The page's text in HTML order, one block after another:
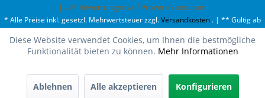
| 791 Bewertungen auf ProvenExpert.com
* Alle Preise inkl. gesetzl. Mehrwertsteuer zzgl.Versandkosten . | ** Gültig ab
ausgenommen Gefahrgut. Weitere Ländern finden Sie unterVersandkosten
Diese Website verwendet Cookies, um Ihnen die bestmögliche
Funktionalität bieten zu können. Mehr Informationen
Ablehnen Alle akzeptieren Konfigurieren